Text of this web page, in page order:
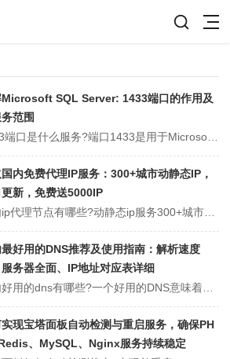
Microsoft SQL Server: 1433端口的作用及
范围
内免费代理IP服务：300+城市动静态IP，
新，免费送5000IP
最好用的DNS推荐及使用指南：解析速度
务器全面、IP地址对应表详细
现宝塔面板自动检测与重启服务，确保PH
、MySQL、Nginx服务持续稳定